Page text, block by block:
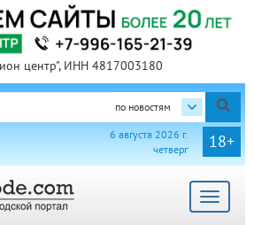
центр", ИНН 4817003180
по новостям
18+
6 августа 2026 г.
четверг
Toggle